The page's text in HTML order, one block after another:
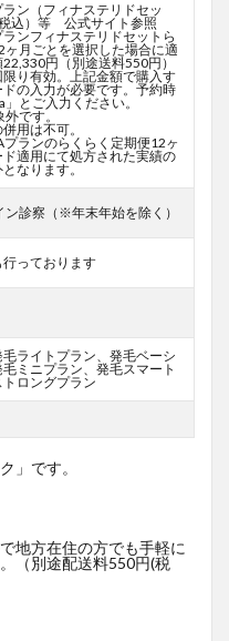
ラン（フィナステリドセッ
込）等 公式サイト参照
ンフィナステリドセットら
ヶ月ごとを選択した場合に適
円（別途送料550円）
り有効。上記金額で購入す
の入力が必要です。予約時
とご入力ください。
です。
用は不可。
ランのらくらく定期便12ヶ
ド適用にて処方された実績の
なります。
診察（※年末年始を除く）
っております
ライトプラン、発毛ベーシ
ミニプラン、発毛スマート
ロングプラン
」です。
地方在住の方でも手軽に
（別途配送料550円(税